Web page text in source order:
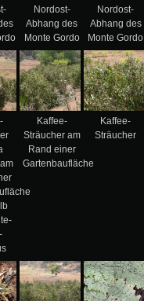
Nordost-
Abhang des
Monte Gordo
Nordost-
Abhang des
Monte Gordo
Kaffee-
Sträucher am
Rand einer
Gartenbaufläche
Kaffee-
Sträucher